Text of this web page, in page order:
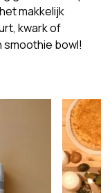
makkelijk
kwark of
smoothie bowl!